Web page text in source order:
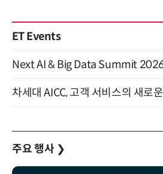
ET Events
주요 행사 ❯